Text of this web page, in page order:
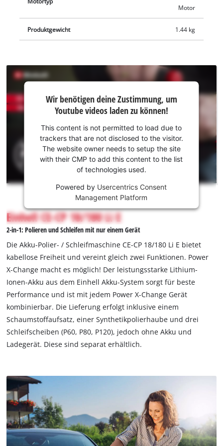
Motor
Produktgewicht 1.44 kg
Wir
benötigen
deine
Zustimmung,
um Youtube
laden zu
können!
content
permitted
to
load
to
trackers
that
are
not
to
the
visitor.
owner
needs
to
setup
the
site
with
Wir benötigen deine Zustimmung, um
Youtube videos laden zu können!
This content is not permitted to load due to
trackers that are not disclosed to the visitor.
The website owner needs to setup the site
with their CMP to add this content to the list
of technologies used.
Powered by Usercentrics Consent
Management Platform
Einhell CE-CP 18/180 Li E
2-in-1: Polieren und Schleifen mit nur einem Gerät
Die Akku-Polier- / Schleifmaschine CE-CP 18/180 Li E bietet
kabellose Freiheit und vereint gleich zwei Funktionen. Power
X-Change macht es möglich! Der leistungsstarke Lithium-
Ionen-Akku aus dem Einhell Akku-System sorgt für beste
Performance und ist mit jedem Power X-Change Gerät
kombinierbar. Die Lieferung erfolgt inklusive einem
Schaumstoffaufsatz, einer Synthetikpolierhaube und drei
Schleifscheiben (P60, P80, P120), jedoch ohne Akku und
Ladegerät. Diese sind separat erhältlich.